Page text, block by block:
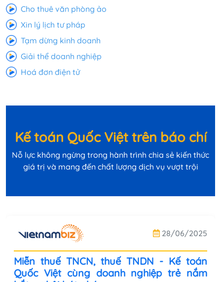
Cho thuê văn phòng ảo
Xin lý lịch tư pháp
Tạm dừng kinh doanh
Giải thể doanh nghiệp
Hoá đơn điện tử
Kế toán Quốc Việt trên báo chí
Nỗ lực không ngừng trong hành trình chia sẻ kiến thức
giá trị và mang đến chất lượng dịch vụ vượt trội
28/06/2025
Miễn thuế TNCN, thuế TNDN - Kế toán
Quốc Việt cùng doanh nghiệp trẻ nắm